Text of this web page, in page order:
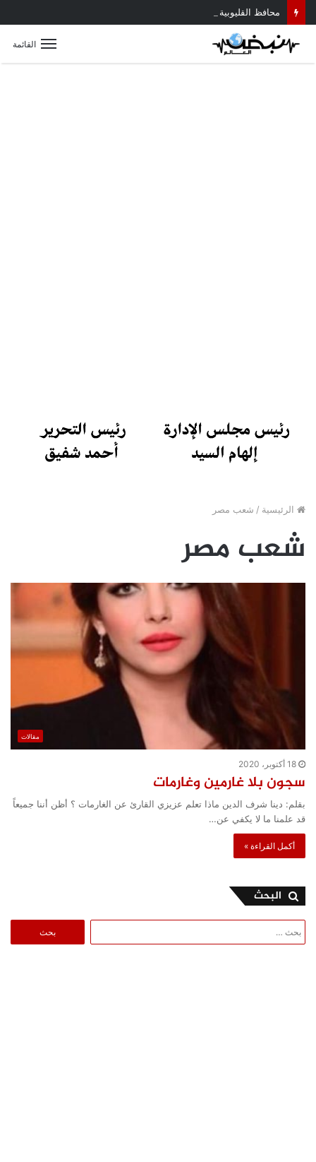
القائمة
الرئيسية / شعب مصر
شعب مصر
مقالات
18 أكتوبر، 2020
سجون بلا غارمين وغارمات
بقلم: دينا شرف الدين ماذا تعلم عزيزي القارئ عن الغارمات ؟ أظن أننا جميعاً
قد علمنا ما لا يكفي عن…
أكمل القراءة »
البحث
عن: